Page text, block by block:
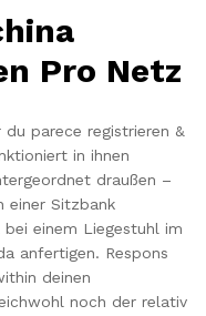
Pro Netz
parece registrieren &
in ihnen
draußen –
einer Sitzbank
einem Liegestuhl im
anfertigen. Respons
deinen
noch der relativ